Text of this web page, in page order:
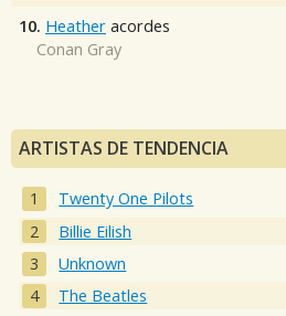
10. Heather acordes
Conan Gray
ARTISTAS DE TENDENCIA
Twenty One Pilots
Billie Eilish
Unknown
The Beatles